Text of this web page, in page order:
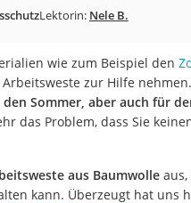
2 Innengeräte
Lektorin: Nele B.
wie zum Beispiel den
zur Hilfe
Sommer, aber auch für
das Problem, dass Sie
aus Baumwolleaus,
kann. Überzeugt hat uns